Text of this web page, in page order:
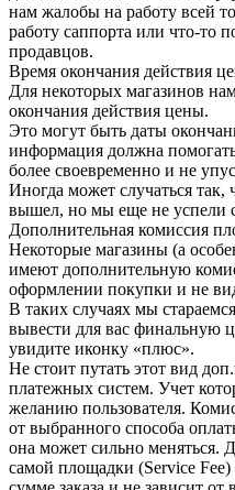
нам жалобы на работу всей
работу саппорта или что-то
продавцов.
Время окончания действия
Для некоторых магазинов
окончания действия цены.
Это могут быть даты
информация должна
более своевременно и не
Иногда может случаться
вышел, но мы еще не успели
Дополнительная комиссия
Некоторые магазины (а
имеют дополнительную
оформлении покупки и не
В таких случаях мы
вывести для вас финальную
увидите иконку «плюс».
Не стоит путать этот вид
платежных систем. Учет
желанию пользователя.
от выбранного способа
она может сильно меняться.
самой площадки (Service